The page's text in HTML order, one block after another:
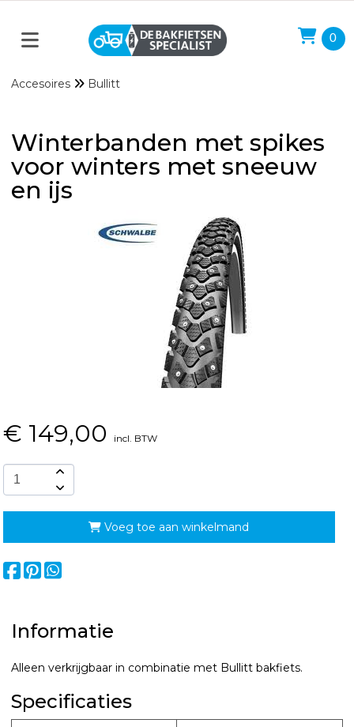
0
Accesoires Bullitt
Winterbanden met spikes
voor winters met sneeuw
en ijs
€ 149,00 incl. BTW
Voeg toe aan winkelmand
Informatie
Alleen verkrijgbaar in combinatie met Bullitt bakfiets.
Specificaties